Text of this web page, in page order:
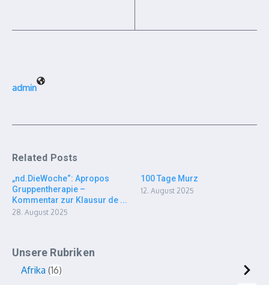
admin
Related Posts
„nd.DieWoche“: Apropos
Gruppentherapie –
Kommentar zur Klausur de ...
28. August 2025
100 Tage Murz
12. August 2025
Unsere Rubriken
Afrika 16